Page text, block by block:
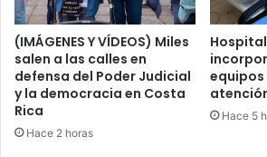
(IMÁGENES Y VÍDEOS) Miles
salen a las calles en
defensa del Poder Judicial
y la democracia en Costa
Rica
Hace 2 horas
Hace 5